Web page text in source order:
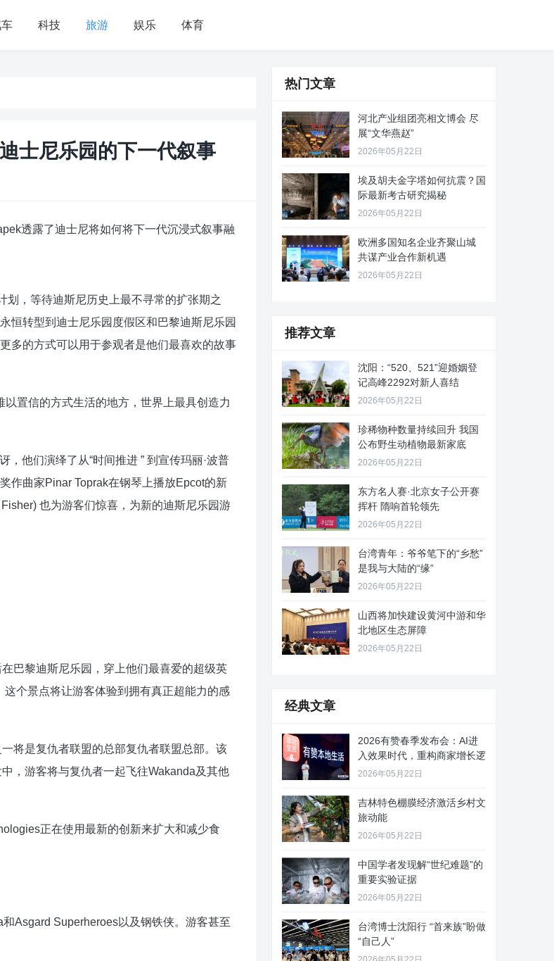
科技 旅游 娱乐 体育
士尼乐园的下一代叙事
透露了迪士尼将如何将下一代沉浸式叙事融
，等待迪斯尼历史上最不寻常的扩张期之
恒转型到迪士尼乐园度假区和巴黎迪斯尼乐园
多的方式可以用于参观者是他们最喜欢的故事
置信的方式生活的地方，世界上最具创造力
他们演绎了从“时间推进 ” 到宣传玛丽·波普
作曲家Pinar Toprak在钢琴上播放Epcot的新
也为游客们惊喜，为新的迪斯尼乐园游
巴黎迪斯尼乐园，穿上他们最喜爱的超级英
个景点将让游客体验到拥有真正超能力的感
将是复仇者联盟的总部复仇者联盟总部。该
，游客将与复仇者一起飞往Wakanda及其他
正在使用最新的创新来扩大和减少食
Asgard Superheroes以及钢铁侠。游客甚至
热门文章
河北产业组团亮相文博会 尽
展“文华燕赵”
2026年05月22日
埃及胡夫金字塔如何抗震？国
际最新考古研究揭秘
2026年05月22日
欧洲多国知名企业齐聚山城
共谋产业合作新机遇
2026年05月22日
推荐文章
沈阳：“520、521”迎婚姻登
记高峰2292对新人喜结
2026年05月22日
珍稀物种数量持续回升 我国
公布野生动植物最新家底
2026年05月22日
东方名人赛·北京女子公开赛
挥杆 隋响首轮领先
2026年05月22日
台湾青年：爷爷笔下的“乡愁”
是我与大陆的“缘”
2026年05月22日
山西将加快建设黄河中游和华
北地区生态屏障
2026年05月22日
经典文章
2026有赞春季发布会：AI进
入效果时代，重构商家增长逻
2026年05月22日
吉林特色棚膜经济激活乡村文
旅动能
2026年05月22日
中国学者发现解“世纪难题”的
重要实验证据
2026年05月22日
台湾博士沈阳行 “首来族”盼做
“自己人”